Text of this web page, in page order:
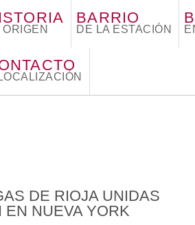
ORIGEN
BARRIO
DE LA ESTACIÓN
DE RIOJA UNIDAS
EN NUEVA YORK